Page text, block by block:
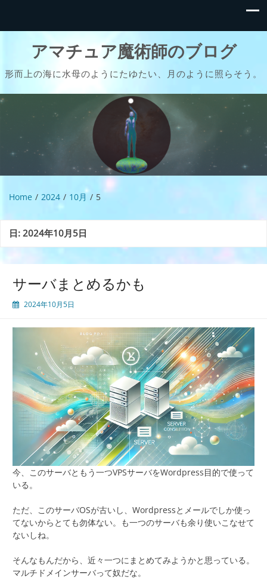
アマチュア魔術師のブログ
形而上の海に水母のようにたゆたい、月のように照らそう。
Home 2024 10月 5
日:2024年10月5日
サーバまとめるかも
2024年10月5日
今、このサーバともう一つVPSサーバをWordpress目的で使って
いる。
ただ、このサーバOSが古いし、Wordpressとメールでしか使っ
てないからとても勿体ない。も一つのサーバも余り使いこなせて
ないしね。
そんなもんだから、近々一つにまとめてみようかと思っている。
マルチドメインサーバって奴だな。